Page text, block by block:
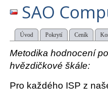
SAO
Úvod Pokrytí Ceník
Metodika hodnocení
hvězdičkové škále:
Pro každého ISP z